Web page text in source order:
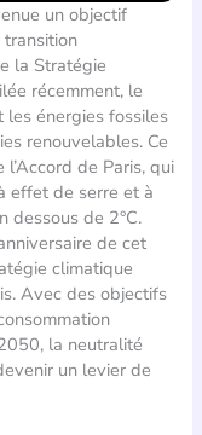
un objectif
transition
la Stratégie
récemment, le
les énergies fossiles
renouvelables. Ce
de Paris, qui
effet de serre et à
dessous de 2°C.
de cet
climatique
Avec des objectifs
la neutralité
un levier de